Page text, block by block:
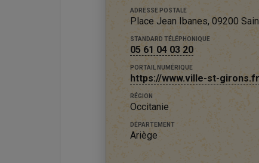
ADRESSE POSTALE
Place Jean Ibanes, 09200
STANDARD TÉLÉPHONIQUE
05 61 04 03 20
PORTAIL NUMÉRIQUE
https://www.ville-st-
RÉGION
Occitanie
DÉPARTEMENT
Ariège